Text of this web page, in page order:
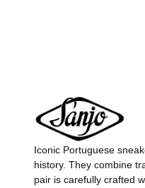
Iconic Portuguese
history. They combine
pair is carefully crafted